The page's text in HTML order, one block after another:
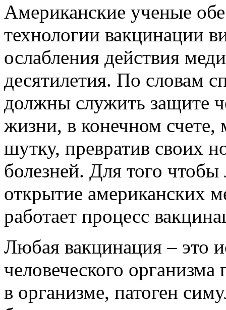
Американские ученые
технологии вакцинации
ослабления действия
десятилетия. По словам
должны служить защите
жизни, в конечном
шутку, превратив своих
болезней. Для того
открытие американских
работает процесс
Любая вакцинация – это
человеческого
в организме, патоген